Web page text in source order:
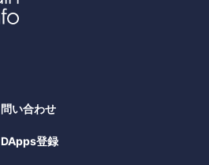
問い合わせ
DApps登録